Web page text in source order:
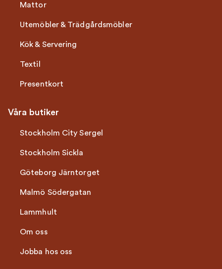
Mattor
Utemöbler & Trädgårdsmöbler
Kök & Servering
Textil
Presentkort
Våra butiker
Stockholm City Sergel
Stockholm Sickla
Göteborg Järntorget
Malmö Södergatan
Lammhult
Om oss
Jobba hos oss